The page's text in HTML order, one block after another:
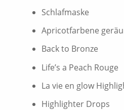
Schlafmaske
Apricotfarbene
Back to Bronze
Life’s a Peach Rouge
La vie en glow
Highlighter Drops